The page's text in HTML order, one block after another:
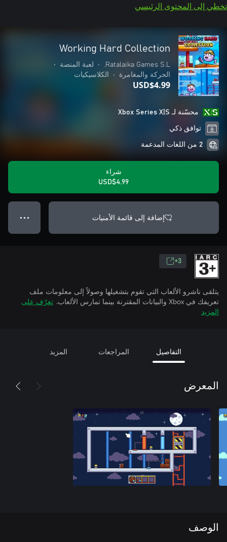
تخطي إلى المحتوى الرئيسي
Working Hard Collection
Ratalaika Games S.L.
• لعبة المنصة
•
الحركة والمغامرة
• الكلاسيكيات
USD$4.99
محسّنة لـ Xbox Series X|S
توافق ذكي
2 من اللغات المدعمة
شراء
USD$4.99
إضافة إلى قائمة الأمنيات ● ● ●
3+
يتلقى ناشرو الألعاب التي تقوم بتشغيلها وصولاً إلى معلومات ملف
تعريفك في Xbox والبيانات المقترنة بينما تمارس الألعاب.
تعرّف على
المزيد
التفاصيل المراجعات المزيد
المعرض
الوصف